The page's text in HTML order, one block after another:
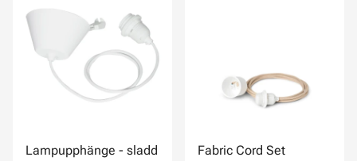
Lampupphänge - sladd
Fabric Cord Set